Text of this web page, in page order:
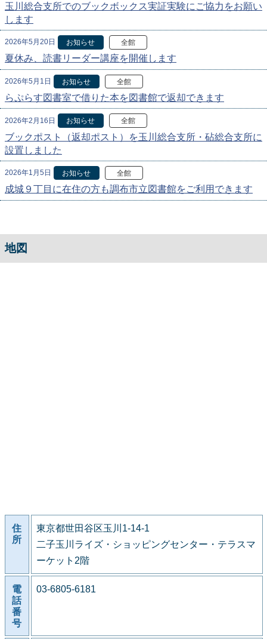
玉川総合支所でのブックボックス実証実験にご協力をお願い
します
2026年5月20日 お知らせ 全館
夏休み、読書リーダー講座を開催します
2026年5月1日 お知らせ 全館
らぷらす図書室で借りた本を図書館で返却できます
2026年2月16日 お知らせ 全館
ブックポスト（返却ポスト）を玉川総合支所・砧総合支所に
設置しました
2026年1月5日 お知らせ 全館
成城９丁目に在住の方も調布市立図書館をご利用できます
地図
住
所
東京都世田谷区玉川1-14-1
二子玉川ライズ・ショッピングセンター・テラスマ
ーケット2階
電
話
番
号
03-6805-6181